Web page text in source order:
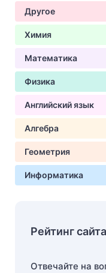
Другое
Химия
Математика
Физика
Английский язык
Алгебра
Геометрия
Информатика
Рейтинг сайта
Отвечайте на